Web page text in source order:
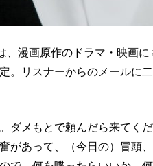
、漫画原作のドラマ・映画
。リスナーからのメールに
ダメもとで頼んだら来てく
があって、（今日の）冒頭